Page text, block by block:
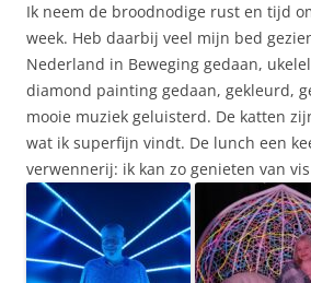
Ik neem de broodnodige rust en tijd
week. Heb daarbij veel mijn bed
Nederland in Beweging gedaan,
diamond painting gedaan, gekleurd,
mooie muziek geluisterd. De katten
wat ik superfijn vindt. De lunch een
verwennerij: ik kan zo genieten van